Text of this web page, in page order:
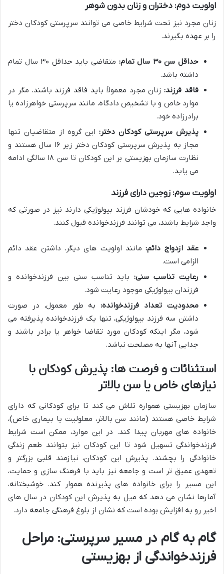
اولویت دوم: دختران و زنان بدون شوهر
زنان مجرد نیز تحت شرایط خاصی می توانند سرپرستی کودکان دختر
را بر عهده بگیرند.
حداقل سن ۳۰ سال تمام:
متقاضی باید حداقل ۳۰ سال تمام
داشته باشد.
فاقد فرزند:زنان مجرد معمولاً باید فاقد فرزند باشند، مگر در
موارد خاص و با تشخیص دادگاه، مانند سرپرستی خواهرزاده یا
برادرزاده خود.
پذیرش سرپرستی کودکان دختر: این گروه از متقاضیان تنها
مجاز به پذیرش سرپرستی کودکان دختر زیر ۱۶ سال هستند و
نظارت سازمان بهزیستی بر این کودکان تا سن ۱۸ سالگی ادامه
می یابد.
اولویت سوم: زوجین دارای فرزند
خانواده هایی که خودشان فرزند بیولوژیکی دارند نیز در صورتی که
واجد شرایط باشند، می توانند فرزندخوانده قبول کنند.
عقد ازدواج دائم:مانند اولویت های دیگر، داشتن عقد دائم
الزامی است.
رعایت تناسب سنی:باید تناسب سنی بین فرزندخوانده و
فرزندان بیولوژیکی موجود رعایت شود.
محدودیت تعداد فرزندخوانده:به طور معمول، در صورت
داشتن سه فرزند بیولوژیکی، تنها یک فرزندخواندهپذیرفته می
شود، مگر اینکه کودکان مورد تقاضا خواهر یا برادر باشند و
جدایی آنها به مصلحت نباشد.
استثنائات و فرصت ها: پذیرش کودکان با
نیازهای خاص یا سن بالاتر
سازمان بهزیستی همواره تلاش می کند تا برای کودکانی که دارای
شرایط خاصی هستند (مانند سن بالاتر، معلولیت یا بیماری خاص)،
خانواده های مهربان پیدا کند. در این موارد، ممکن است شرایط
فرزندخواندگی تسهیل شود تا این کودکان نیز بتوانند طعم زندگی
خانوادگی را بچشند. پذیرش این کودکان، نیازمند قلبی بزرگتر و
تعهدی عمیق تر است و جامعه نیز باید با فرهنگ سازی و حمایت،
این مسیر را برای خانواده های پذیرنده هموار کند. خوشبختانه،
آمارها نشان می دهد که میل به پذیرش این کودکان در سال های
اخیر رو به افزایش بوده است که نشان از بلوغ فرهنگی جامعه دارد.
گام به گام در مسیر سرپرستی: مراحل
فرزندخواندگی از بهزیستی